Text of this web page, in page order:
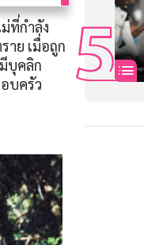
ที่กำลัง
าย เมื่อถูก
บุคลิก
บครัว